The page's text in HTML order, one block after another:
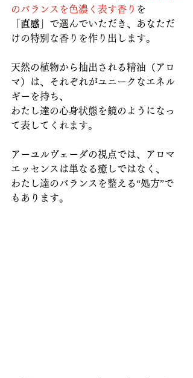
のバランスを色濃く表す香り を
直感 」で選んでいただき、あなただ
けの特別な香りを作り出します。
天然の植物から抽出される精油（アロ
マ）は、それぞれがユニークなエネル
ギーを持ち、
わたし達の心身状態を鏡のようになっ
て表してくれます。
アーユルヴェーダの視点では、アロマ
エッセンスは単なる癒しではなく、
わたし達のバランスを整える“処方”で
もあります。